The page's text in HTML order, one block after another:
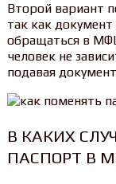
Второй вариант
так как
обращаться в
человек не
подавая
В КАКИХ
ПАСПОРТ В